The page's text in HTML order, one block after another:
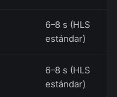
6–8 s (HLS
estándar)
6–8 s (HLS
estándar)